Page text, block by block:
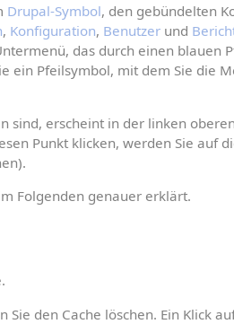
Drupal-Symbol, den gebündelten
, Konfiguration, Benutzer und
das durch einen blauen
ein Pfeilsymbol, mit dem Sie die
sind, erscheint in der linken
Punkt klicken, werden Sie auf
Folgenden genauer erklärt.
Sie den Cache löschen. Ein Klick